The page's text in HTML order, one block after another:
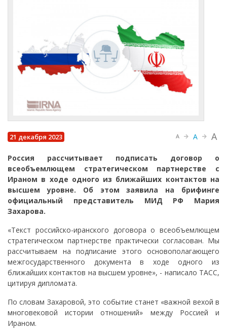
21 декабря 2023 A A A
Россия рассчитывает подписать договор о
всеобъемлющем стратегическом партнерстве с
Ираном в ходе одного из ближайших контактов на
высшем уровне. Об этом заявила на брифинге
официальный представитель МИД РФ Мария
Захарова.
«Текст российско-иранского договора о всеобъемлющем
стратегическом партнерстве практически согласован. Мы
рассчитываем на подписание этого основополагающего
межгосударственного документа в ходе одного из
ближайших контактов на высшем уровне», - написало ТАСС,
цитируя дипломата.
По словам Захаровой, это событие станет «важной вехой в
многовековой истории отношений» между Россией и
Ираном.